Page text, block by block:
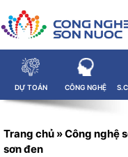
DỰ TOÁN CÔNG NGHỆ
Trang chủ »Công nghệ
sơn đen